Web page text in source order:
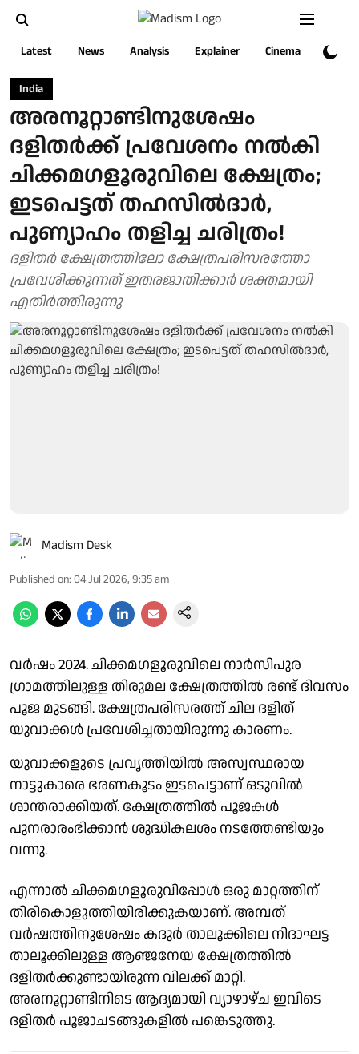
Latest News Analysis Explainer Cinema Sports
India
അരനൂറ്റാണ്ടിനുശേഷം
ദളിതർക്ക് പ്രവേശനം നൽകി
ചിക്കമഗളൂരുവിലെ ക്ഷേത്രം;
ഇടപെട്ടത് തഹസിൽദാർ,
പുണ്യാഹം തളിച്ച ചരിത്രം!
ദളിതർ ക്ഷേത്രത്തിലോ ക്ഷേത്രപരിസരത്തോ
പ്രവേശിക്കുന്നത് ഇതരജാതിക്കാർ ശക്തമായി
എതിർത്തിരുന്നു
Madism Desk
Published on: 04 Jul 2026, 9:35 am
വർഷം 2024. ചിക്കമഗളൂരുവിലെ നാർസിപുര
ഗ്രാമത്തിലുള്ള തിരുമല ക്ഷേത്രത്തിൽ രണ്ട് ദിവസം
പൂജ മുടങ്ങി. ക്ഷേത്രപരിസരത്ത് ചില ദളിത്
യുവാക്കൾ പ്രവേശിച്ചതായിരുന്നു കാരണം.
യുവാക്കളുടെ പ്രവൃത്തിയിൽ അസ്വസ്ഥരായ
നാട്ടുകാരെ ഭരണകൂടം ഇടപെട്ടാണ് ഒടുവിൽ
ശാന്തരാക്കിയത്. ക്ഷേത്രത്തിൽ പൂജകൾ
പുനരാരംഭിക്കാൻ ശുദ്ധികലശം നടത്തേണ്ടിയും
വന്നു.
എന്നാൽ ചിക്കമഗളൂരുവിപ്പോൾ ഒരു മാറ്റത്തിന്
തിരികൊളുത്തിയിരിക്കുകയാണ്. അമ്പത്
വർഷത്തിനുശേഷം കദുർ താലൂക്കിലെ നിദാഘട്ട
താലൂക്കിലുള്ള ആഞ്ജനേയ ക്ഷേത്രത്തിൽ
ദളിതർക്കുണ്ടായിരുന്ന വിലക്ക് മാറ്റി.
അരനൂറ്റാണ്ടിനിടെ ആദ്യമായി വ്യാഴാഴ്ച ഇവിടെ
ദളിതർ പൂജാചടങ്ങുകളിൽ പങ്കെടുത്തു.